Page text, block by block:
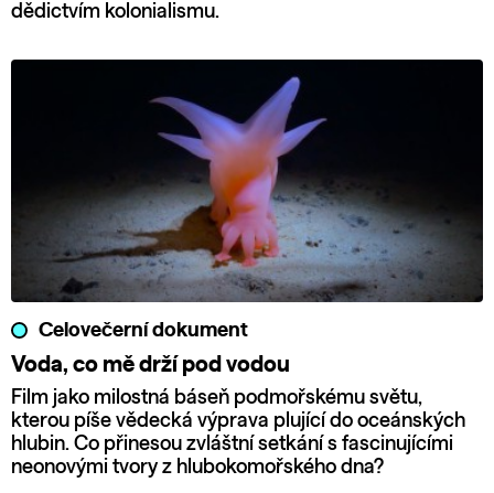
dědictvím kolonialismu.
Celovečerní dokument
Voda, co mě drží pod vodou
Film jako milostná báseň podmořskému světu,
kterou píše vědecká výprava plující do oceánských
hlubin. Co přinesou zvláštní setkání s fascinujícími
neonovými tvory z hlubokomořského dna?